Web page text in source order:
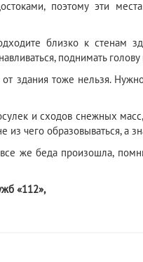
поэтому эти
близко к стенам
поднимать голову
здания тоже нельзя.
и сходов снежных
из чего образовываться, а
же беда произошла,
«112»,